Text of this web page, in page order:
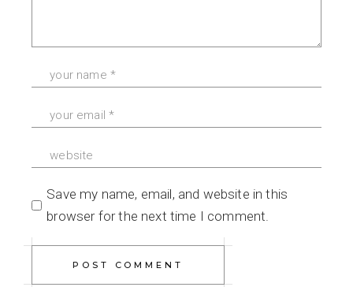
Save my name, email, and website in this
browser for the next time I comment.
POST COMMENT